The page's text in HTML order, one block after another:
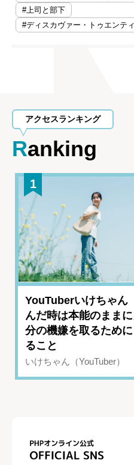
#上司と部下
#ディスカヴァー・トゥエンテ
アクセスランキング
Ranking
1
YouTuberいけちゃん
んだ時は本能のまま
分の機嫌を取るため
ること
いけちゃん（YouTuber）